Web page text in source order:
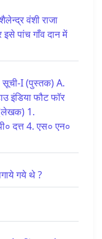
वंशी राजा
पांच गाँव दान में
सूची-I (पुस्तक) A.
इंडिया फौट फॉर
1.
दत्त 4. एस० एन०
गये थे ?